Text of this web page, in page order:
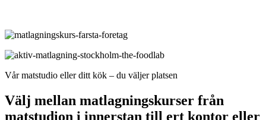
Vår matstudio eller ditt kök – du väljer platsen
Välj mellan matlagningskurser från
matstudion i innerstan till ert kontor eller